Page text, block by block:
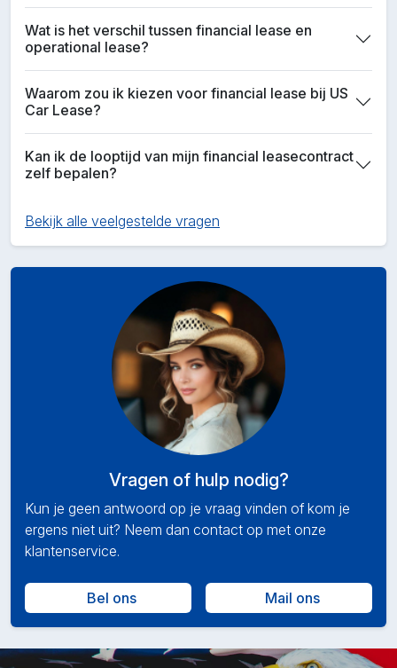
Wat is het verschil tussen financial lease en
operational lease?
Waarom zou ik kiezen voor financial lease bij US
Car Lease?
Kan ik de looptijd van mijn financial leasecontract
zelf bepalen?
Bekijk alle veelgestelde vragen
Vragen of hulp nodig?
Kun je geen antwoord op je vraag vinden of kom je
ergens niet uit? Neem dan contact op met onze
klantenservice.
Bel ons Mail ons